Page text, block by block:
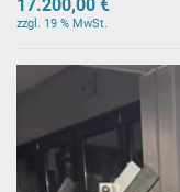
17.200,00 €
zzgl. 19 % MwSt.